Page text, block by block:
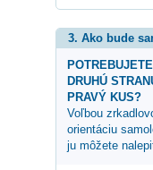
3. Ako bude
DRUHÚ
PRAVÝ KUS?
Voľbou
orientáciu
ju môžete